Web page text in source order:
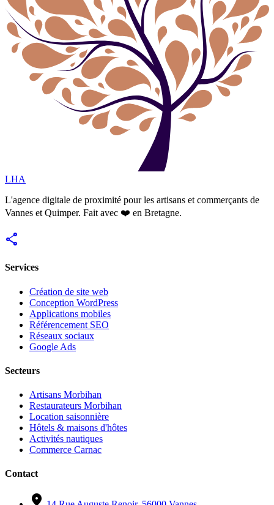
LHA
L'agence digitale de proximité pour les artisans et commerçants de
Vannes et Quimper. Fait avec ❤️ en Bretagne.
share
Services
Création de site web
Conception WordPress
Applications mobiles
Référencement SEO
Réseaux sociaux
Google Ads
Secteurs
Artisans Morbihan
Restaurateurs Morbihan
Location saisonnière
Hôtels & maisons d'hôtes
Activités nautiques
Commerce Carnac
Contact
location_on